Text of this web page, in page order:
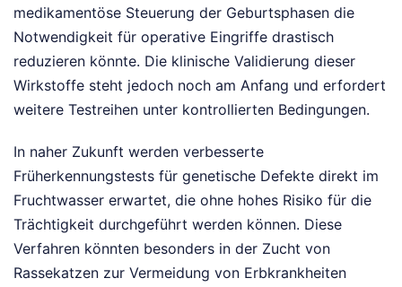
medikamentöse Steuerung der Geburtsphasen die
Notwendigkeit für operative Eingriffe drastisch
reduzieren könnte. Die klinische Validierung dieser
Wirkstoffe steht jedoch noch am Anfang und erfordert
weitere Testreihen unter kontrollierten Bedingungen.
In naher Zukunft werden verbesserte
Früherkennungstests für genetische Defekte direkt im
Fruchtwasser erwartet, die ohne hohes Risiko für die
Trächtigkeit durchgeführt werden können. Diese
Verfahren könnten besonders in der Zucht von
Rassekatzen zur Vermeidung von Erbkrankheiten